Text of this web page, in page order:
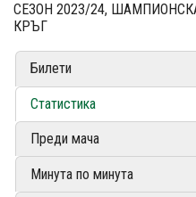
СЕЗОН 2023/24,
КРЪГ
Билети
Статистика
Преди мача
Минута по минута